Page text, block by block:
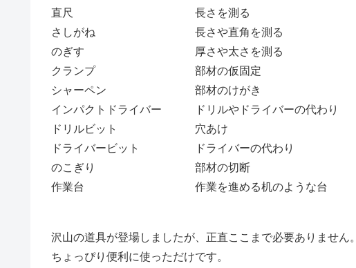
直尺
さしがね
のぎす
クランプ
シャーペン
インパクトドライバー
ドリルビット
ドライバービット
のこぎり
作業台
長さを測る
長さや直角を測る
厚さや太さを測る
部材の仮固定
部材のけがき
ドリルやドライバーの代わり
穴あけ
ドライバーの代わり
部材の切断
作業を進める机のような台
沢山の道具が登場しましたが、正直ここまで必要ありません。
ちょっぴり便利に使っただけです。